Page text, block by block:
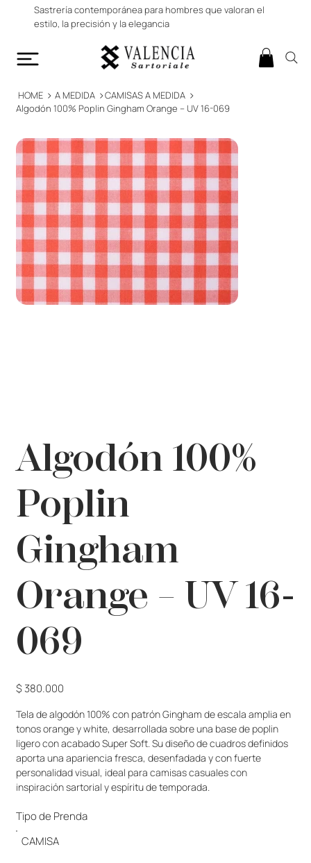
Sastrería contemporánea para hombres que valoran el
estilo, la precisión y la elegancia
HOME > A MEDIDA >CAMISAS A MEDIDA >
Algodón 100% Poplin Gingham Orange – UV 16-069
Algodón 100%
Poplin
Gingham
Orange – UV 16-
069
Precio
$ 380.000
Tela de algodón 100% con patrón Gingham de escala amplia en
tonos orange y white, desarrollada sobre una base de poplin
ligero con acabado Super Soft. Su diseño de cuadros definidos
aporta una apariencia fresca, desenfadada y con fuerte
personalidad visual, ideal para camisas casuales con
inspiración sartorial y espíritu de temporada.
CAMISA
Tipo de Prenda